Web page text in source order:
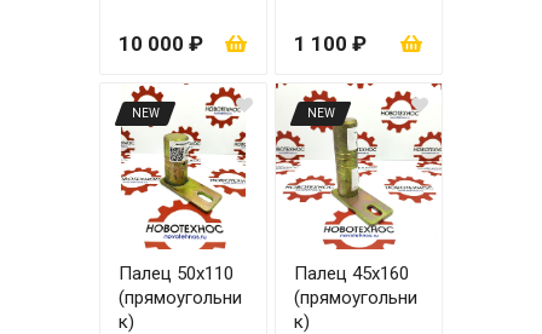
10 000 ₽ 1 100 ₽
NEW
Палец 50х110
(прямоугольни
к)
NEW
Палец 45х160
(прямоугольни
к)